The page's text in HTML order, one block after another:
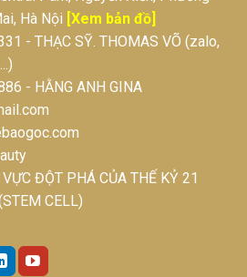
Hà Nội [Xem bản đồ]
- THẠC SỸ. THOMAS VÕ (zalo,
- HẰNG ANH GINA
ĐỘT PHÁ CỦA THẾ KỶ 21
CELL)